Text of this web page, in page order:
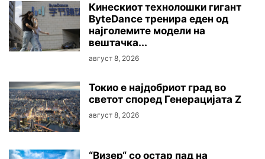
Кинескиот технолошки гигант
ByteDance тренира еден од
најголемите модели на
вештачка...
август 8, 2026
Токио е најдобриот град во
светот според Генерацијата Z
август 8, 2026
“Визер“ со остар пад на